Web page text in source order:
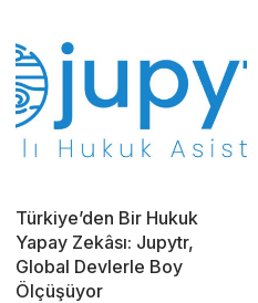
Türkiye’den Bir Hukuk
Yapay Zekâsı: Jupytr,
Global Devlerle Boy
Ölçüşüyor